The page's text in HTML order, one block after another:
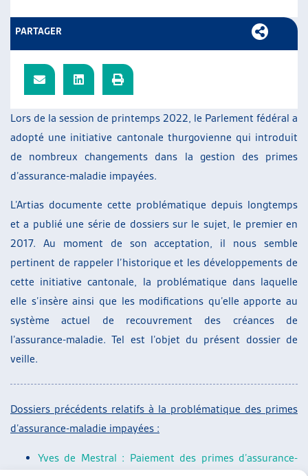
Lors de la session de printemps 2022, le Parlement fédéral a
adopté une initiative cantonale thurgovienne qui introduit
de nombreux changements dans la gestion des primes
d’assurance-maladie impayées.
L’Artias documente cette problématique depuis longtemps
et a publié une série de dossiers sur le sujet, le premier en
2017. Au moment de son acceptation, il nous semble
pertinent de rappeler l’historique et les développements de
cette initiative cantonale, la problématique dans laquelle
elle s’insère ainsi que les modifications qu’elle apporte au
système actuel de recouvrement des créances de
l’assurance-maladie. Tel est l’objet du présent dossier de
veille.
Dossiers précédents relatifs à la problématique des primes
d’assurance-maladie impayées :
Yves de Mestral : Paiement des primes d’assurance-
PARTAGER